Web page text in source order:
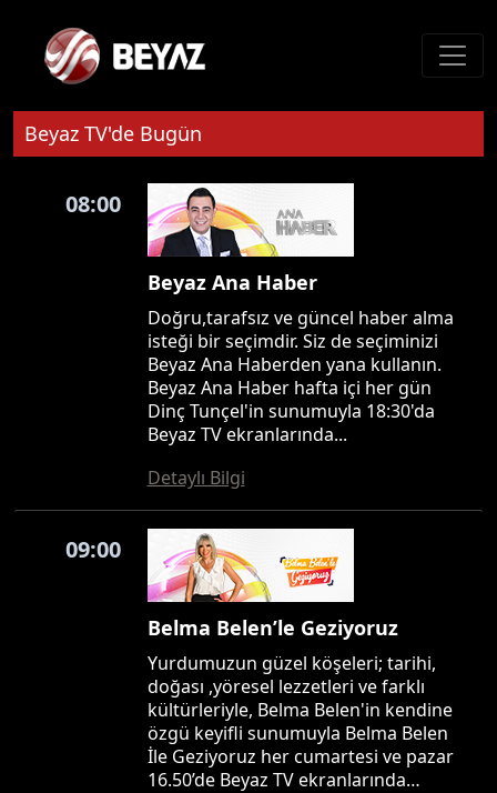
Beyaz TV'de Bugün
08:00
Beyaz Ana Haber
Doğru,tarafsız ve güncel haber alma
isteği bir seçimdir. Siz de seçiminizi
Beyaz Ana Haberden yana kullanın.
Beyaz Ana Haber hafta içi her gün
Dinç Tunçel'in sunumuyla 18:30'da
Beyaz TV ekranlarında...
Detaylı Bilgi
09:00
Belma Belen’le Geziyoruz
Yurdumuzun güzel köşeleri; tarihi,
doğası ,yöresel lezzetleri ve farklı
kültürleriyle, Belma Belen'in kendine
özgü keyifli sunumuyla Belma Belen
İle Geziyoruz her cumartesi ve pazar
16.50’de Beyaz TV ekranlarında…